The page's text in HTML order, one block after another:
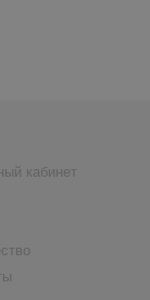
кабинет